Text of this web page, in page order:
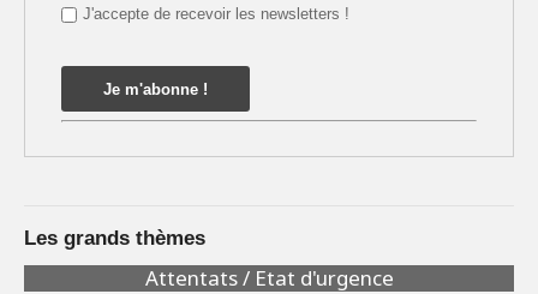
J'accepte de recevoir les newsletters !
Les grands thèmes
Attentats / Etat d'urgence